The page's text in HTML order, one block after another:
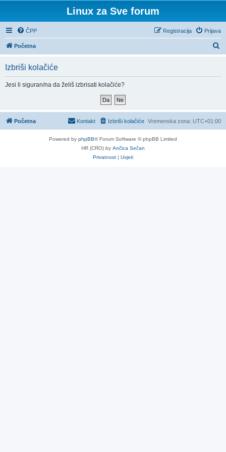
Linux za Sve forum
ČPP Prijava
Registracija
Početna
n
Izbriši kolačiće
Jesi li siguran/na da želiš izbrisati kolačiće?
Početna Vremenska zona: UTC+01:00
Izbriši kolačiće
Kontakt
Powered by phpBB® Forum Software © phpBB Limited
HR (CRO) by Ančica Sečan
Privatnost | Uvjeti